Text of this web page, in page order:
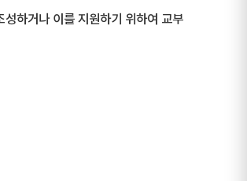
하거나 이를 지원하기 위하여 교부